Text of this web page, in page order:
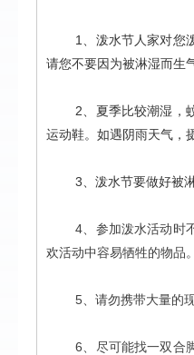
1、泼水节人家对您
请您不要因为被淋湿而生
2、夏季比较潮湿，
运动鞋。如遇阴雨天气，
3、泼水节要做好被
4 、参加泼水活动
欢活动中容易牺牲的物品
5 、请勿携带大量的
6 、尽可能找一双